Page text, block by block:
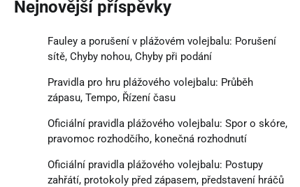
Nejnovější příspěvky
Fauley a porušení v plážovém volejbalu: Porušení
sítě, Chyby nohou, Chyby při podání
Pravidla pro hru plážového volejbalu: Průběh
zápasu, Tempo, Řízení času
Oficiální pravidla plážového volejbalu: Spor o skóre,
pravomoc rozhodčího, konečná rozhodnutí
Oficiální pravidla plážového volejbalu: Postupy
zahřátí, protokoly před zápasem, představení hráčů